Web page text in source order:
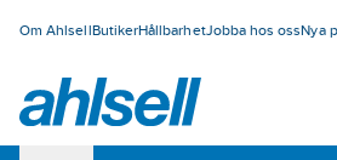
Om AhlsellButikerHållbarhetJobba hos ossNya